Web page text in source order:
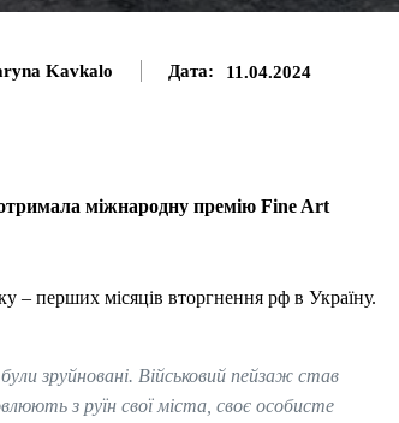
Kavkalo Дата: 11.04.2024
міжнародну премію Fine Art
– перших місяців вторгнення рф в Україну.
зруйновані. Військовий пейзаж став
з руїн свої міста, своє особисте